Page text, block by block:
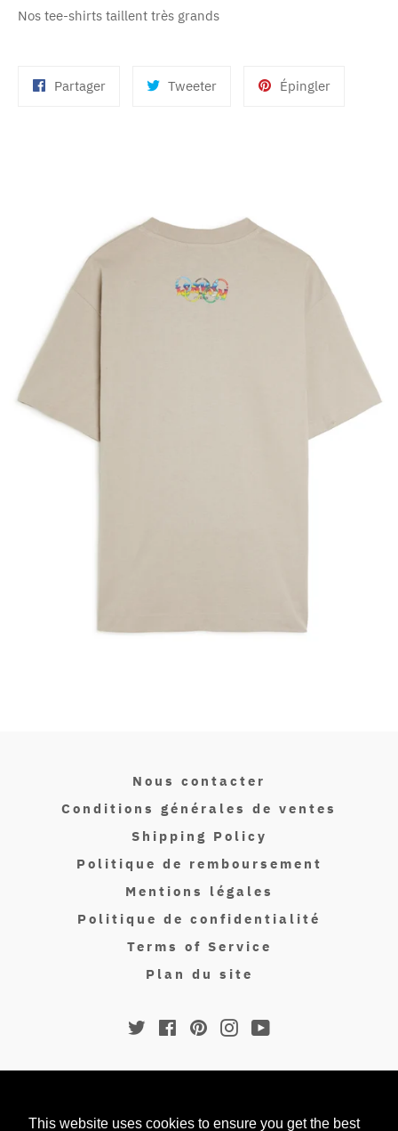
This website uses cookies to ensure you get the best
Nos tee-shirts taillent très grands
PartagerPartager
TweeterTweeter
ÉpinglerÉpingler
Nous contacter
Conditions générales de ventes
Shipping Policy
Politique de remboursement
Mentions légales
Politique de confidentialité
Terms of Service
Plan du site
Twitter FacebookPinterestInstagramYouTube
Moyens